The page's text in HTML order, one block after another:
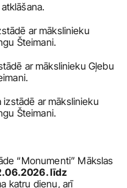
ar mākslinieku
Šteimani.
ar mākslinieku Gļebu
ar mākslinieku
Šteimani.
“Monumenti” Mākslas
līdz
katru dienu, arī